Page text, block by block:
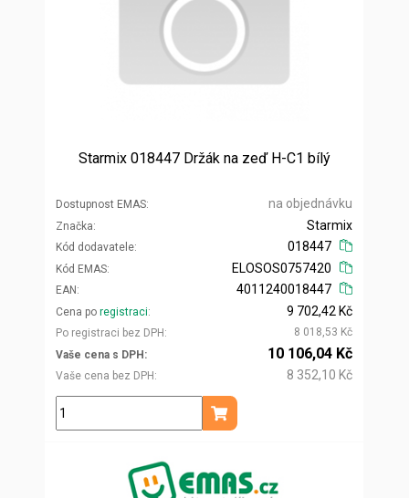
Starmix 018447 Držák na zeď H-C1 bílý
Dostupnost EMAS na objednávku
Značka
Kód dodavatele
Starmix
018447
Kód EMAS
EAN
ELOSOS0757420
4011240018447
Cena po registraci
Po registraci bez DPH
9 702,42 Kč
8 018,53 Kč
Vaše cena s DPH
Vaše cena bez DPH
10 106,04 Kč
8 352,10 Kč
ks
Přidat do košíku